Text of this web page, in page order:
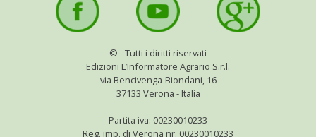
CRESCERE INSIEME
ARCHMAN
VITA IN CAMPAGNA LA FIERA
NATURALMENTE
© - Tutti i diritti riservati
Edizioni L’Informatore Agrario S.r.l.
via Bencivenga-Biondani, 16
37133 Verona - Italia
Partita iva: 00230010233
Reg. imp. di Verona nr. 00230010233